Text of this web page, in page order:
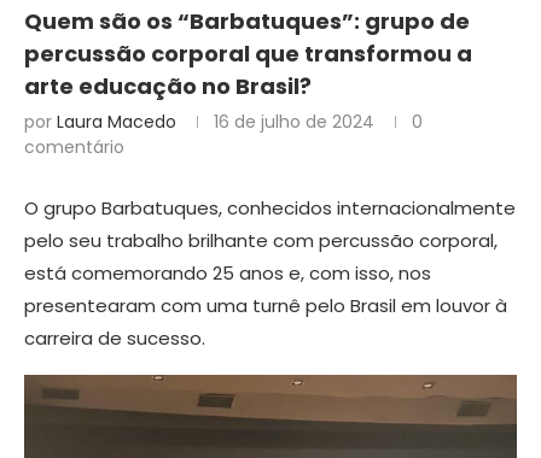
Quem são os “Barbatuques”: grupo de
percussão corporal que transformou a
arte educação no Brasil?
por Laura Macedo 16 de julho de 2024
0
comentário
O grupo Barbatuques, conhecidos internacionalmente
pelo seu trabalho brilhante com percussão corporal,
está comemorando 25 anos e, com isso, nos
presentearam com uma turnê pelo Brasil em louvor à
carreira de sucesso.